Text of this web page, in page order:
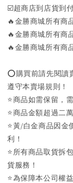
☑️超商店到店貨到
🔥金勝商城所有商
🔥金勝商城所有商
🔥金勝商城所有商
⭕購買前請先閱讀
遵守本賣場規則！
⭐商品如需保留，
⭐商品金額超過二
⭐黃/白金商品因金
利！
⭐️所有商品取貨拆
貨服務！
⭐為保障本公司權